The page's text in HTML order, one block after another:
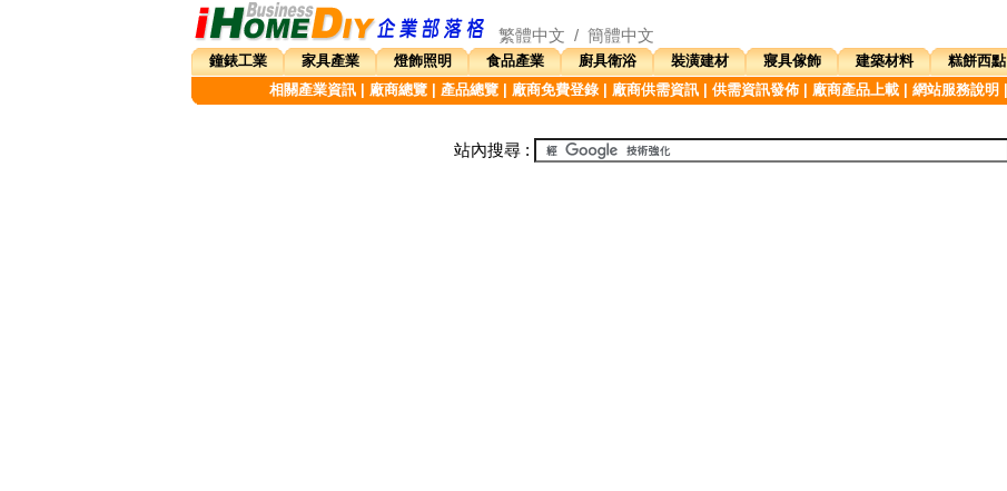
繁體中文 / 簡體中文
鐘錶工業 家具產業 燈飾照明 食品產業 廚具衛浴 裝潢建材 寢具傢飾 建築材料 糕餅西點
相關產業資訊| 廠商總覽| 產品總覽| 廠商免費登錄| 廠商供需資訊| 供需資訊發佈| 廠商產品上載| 網站服務說明
站內搜尋 :